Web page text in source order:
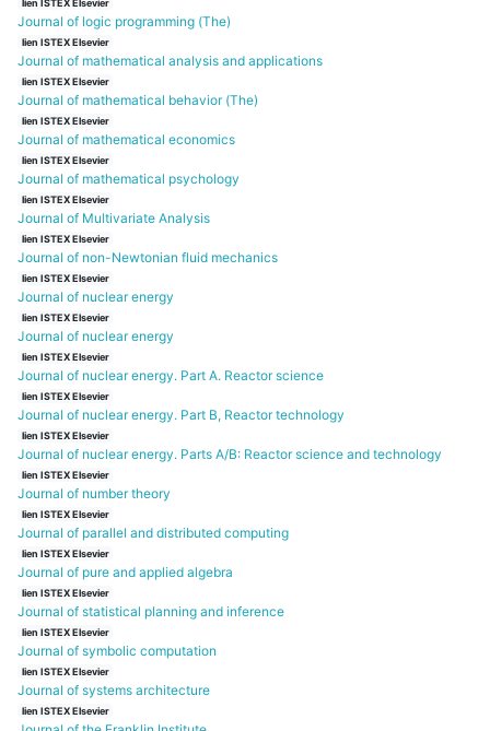
lien ISTEX Elsevier
Journal of logic programming (The)
lien ISTEX Elsevier
Journal of mathematical analysis and applications
lien ISTEX Elsevier
Journal of mathematical behavior (The)
lien ISTEX Elsevier
Journal of mathematical economics
lien ISTEX Elsevier
Journal of mathematical psychology
lien ISTEX Elsevier
Journal of Multivariate Analysis
lien ISTEX Elsevier
Journal of non-Newtonian fluid mechanics
lien ISTEX Elsevier
Journal of nuclear energy
lien ISTEX Elsevier
Journal of nuclear energy
lien ISTEX Elsevier
Journal of nuclear energy. Part A. Reactor science
lien ISTEX Elsevier
Journal of nuclear energy. Part B, Reactor technology
lien ISTEX Elsevier
Journal of nuclear energy. Parts A/B: Reactor science and technology
lien ISTEX Elsevier
Journal of number theory
lien ISTEX Elsevier
Journal of parallel and distributed computing
lien ISTEX Elsevier
Journal of pure and applied algebra
lien ISTEX Elsevier
Journal of statistical planning and inference
lien ISTEX Elsevier
Journal of symbolic computation
lien ISTEX Elsevier
Journal of systems architecture
lien ISTEX Elsevier